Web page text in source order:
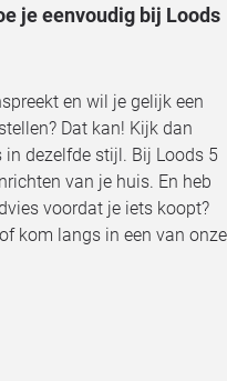
je eenvoudig bij Loods
en wil je gelijk een
Dat kan! Kijk dan
dezelfde stijl. Bij Loods 5
van je huis. En heb
voordat je iets koopt?
kom langs in een van onze